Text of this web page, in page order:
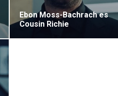
Ebon Moss-Bachrach es
Cousin Richie